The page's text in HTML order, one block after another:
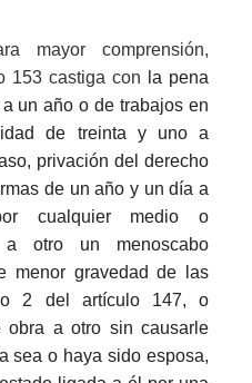
mayor comprensión,
153 castiga con
la pena
un año o de trabajos en
de treinta y uno a
privación del derecho
de un año y un día a
cualquier medio o
a otro un menoscabo
menor gravedad de las
2 del artículo 147, o
obra a otro sin causarle
sea o haya sido esposa,